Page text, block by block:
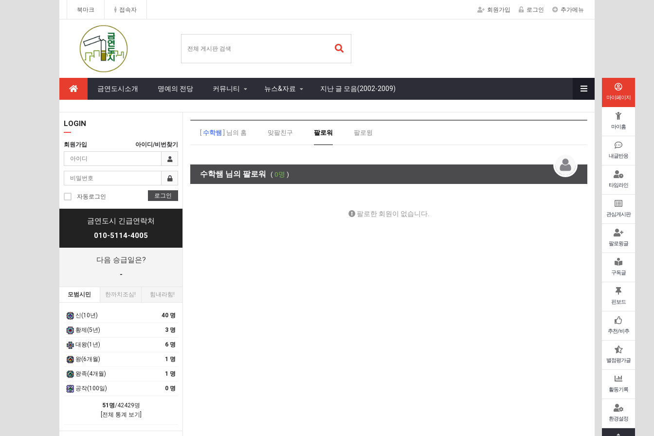
북마크 접속자 회원가입 로그인 추가메뉴
금연도시소개 명예의 전당 커뮤니티 뉴스&자료 지난 글 모음(2002-2009)
마이페이지
마이홈
내글반응
타임라인
관심게시판
팔로윙글
구독글
핀보드
추천/비추
별점평가글
활동기록
환경설정
LOGIN
회원가입 아이디/비번찾기
자동로그인 로그인
금연도시 긴급연락처
010-5114-4005
다음 승급일은?
-
모범시민 한까치조심! 힘내라힘!
신(10년) 40 명
황제(5년) 3 명
대왕(1년) 6 명
왕(6개월) 1 명
왕족(4개월) 1 명
공작(100일) 0 명
51명/42429명
[전체 통계 보기]
수학쌤 ] 님의 홈 맞팔친구 팔로워 팔로윙
수학쌤 님의 팔로워 ( 0명 )
팔로한 회원이 없습니다.